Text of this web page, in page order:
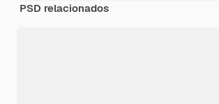
PSD relacionados